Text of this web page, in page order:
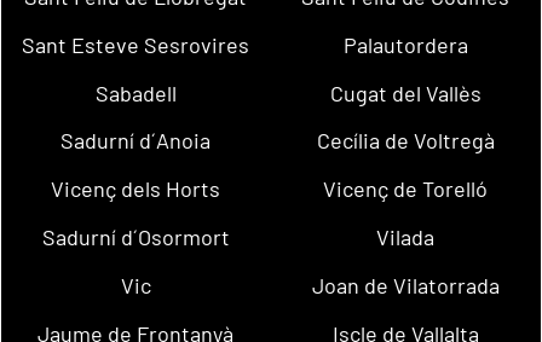
Sant Esteve Sesrovires
Palautordera
Sabadell
Cugat del Vallès
Sadurní d´Anoia
Cecília de Voltregà
Vicenç dels Horts
Vicenç de Torelló
Sadurní d´Osormort
Vilada
Vic
Joan de Vilatorrada
Jaume de Frontanyà
Iscle de Vallalta